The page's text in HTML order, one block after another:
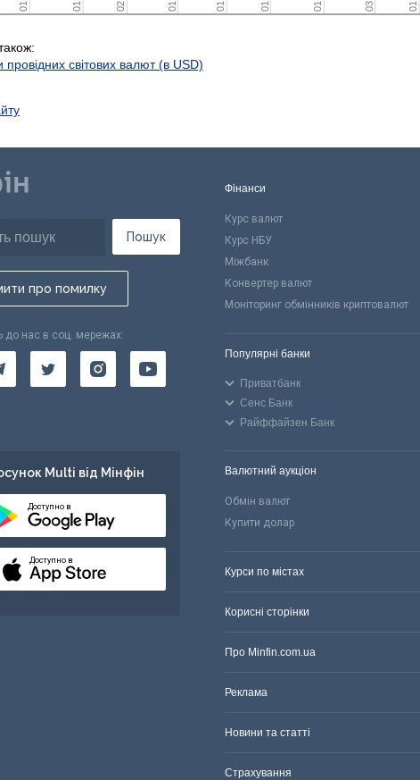
провідних світових валют (в USD)
Пошук
про помилку
до нас в соц. мережах:
Multi від Мінфін
Доступно в
Доступно в
Фінанси
Курс валют
Курс НБУ
Міжбанк
Конвертер валют
Моніторинг обмінників криптовалют
Популярні банки
Приватбанк
Сенс Банк
Райффайзен Банк
Валютний аукціон
Обмін валют
Купити долар
Курси по містах
Корисні сторінки
Про Minfin.com.ua
Реклама
Новини та статті
Страхування